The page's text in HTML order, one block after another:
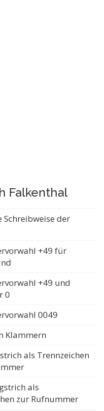
Falkenthal
Schreibweise der
+49 für
+49 und
0
0049
Klammern
als Trennzeichen
als
zur Rufnummer